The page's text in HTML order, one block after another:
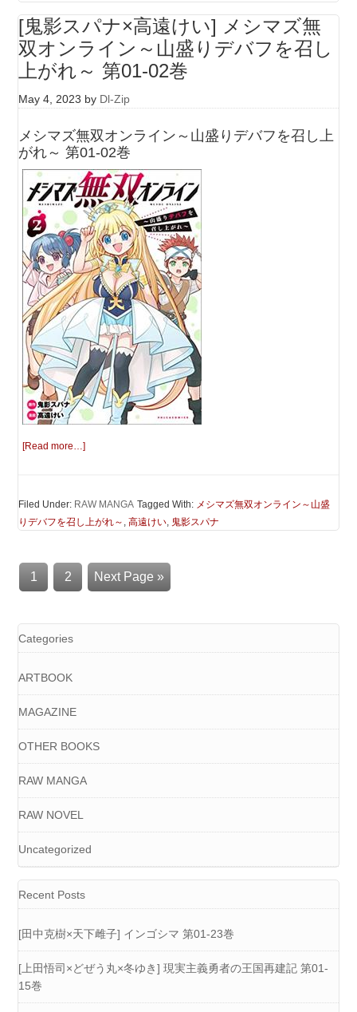
[鬼影スパナ×高遠けい] メシマズ無
双オンライン～山盛りデバフを召し
上がれ～ 第01-02巻
May 4, 2023 by Dl-Zip
メシマズ無双オンライン～山盛りデバフを召し上
がれ～ 第01-02巻
[Read more…]
Filed Under: RAW MANGA Tagged With: メシマズ無双オンライン～山盛
りデバフを召し上がれ～ ,高遠けい, 鬼影スパナ
1 2 Next Page »
Categories
ARTBOOK
MAGAZINE
OTHER BOOKS
RAW MANGA
RAW NOVEL
Uncategorized
Recent Posts
[田中克樹×天下雌子] インゴシマ 第01-23巻
[上田悟司×どぜう丸×冬ゆき] 現実主義勇者の王国再建記 第01-
15巻